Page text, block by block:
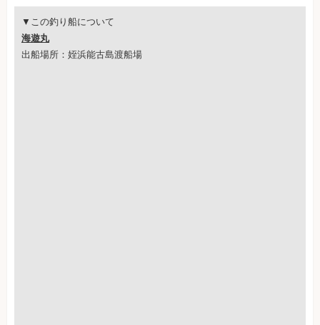
▼この釣り船について
海遊丸
出船場所：姪浜能古島渡船場